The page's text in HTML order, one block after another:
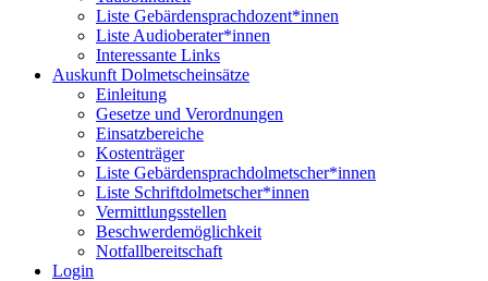
Liste Gebärdensprachdozent*innen
Liste Audioberater*innen
Interessante Links
Auskunft Dolmetscheinsätze
Einleitung
Gesetze und Verordnungen
Einsatzbereiche
Kostenträger
Liste Gebärdensprachdolmetscher*innen
Liste Schriftdolmetscher*innen
Vermittlungsstellen
Beschwerdemöglichkeit
Notfallbereitschaft
Login